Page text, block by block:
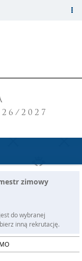
2027
zimowy
do wybranej
inną rekrutację.